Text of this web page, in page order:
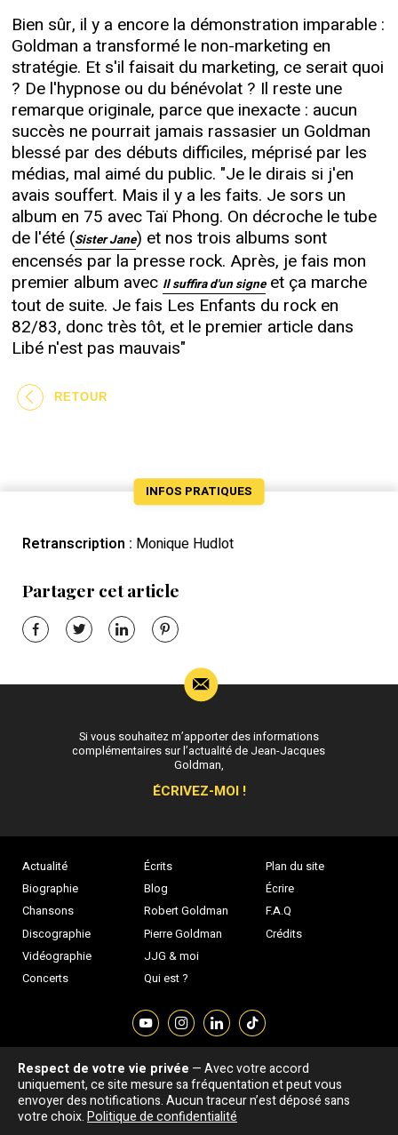
Bien sûr, il y a encore la démonstration imparable :
Goldman a transformé le non-marketing en
stratégie. Et s'il faisait du marketing, ce serait quoi
? De l'hypnose ou du bénévolat ? Il reste une
remarque originale, parce que inexacte : aucun
succès ne pourrait jamais rassasier un Goldman
blessé par des débuts difficiles, méprisé par les
médias, mal aimé du public. "Je le dirais si j'en
avais souffert. Mais il y a les faits. Je sors un
album en 75 avec Taï Phong. On décroche le tube
de l'été (Sister Jane) et nos trois albums sont
encensés par la presse rock. Après, je fais mon
premier album avec Il suffira d'un signeet ça marche
tout de suite. Je fais Les Enfants du rock en
82/83, donc très tôt, et le premier article dans
Libé n'est pas mauvais"
RETOUR
INFOS PRATIQUES
Retranscription : Monique Hudlot
Partager cet article
Actualité
Biographie
Chansons
Discographie
Vidéographie
Concerts
Écrits
Blog
Robert Goldman
Pierre Goldman
JJG & moi
Qui est ?
Plan du site
Écrire
F.A.Q
Crédits
Si vous souhaitez m’apporter des informations
complémentaires sur l’actualité de Jean-Jacques
Goldman,
ÉCRIVEZ-MOI !
Association "Parler d'sa vie" © Depuis 1997 - Tous droits réservés |
Signaler une erreur |Confidentialité|Gestion des cookies|Dernière
mise à jour : 05/08/2026
Respect de votre vie privée — Avec votre accord
uniquement, ce site mesure sa fréquentation et peut vous
envoyer des notifications. Aucun traceur n’est déposé sans
votre choix.Politique de confidentialité